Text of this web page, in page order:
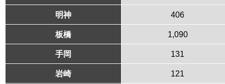
明神 406
板橋 1,090
手岡 131
岩崎 121